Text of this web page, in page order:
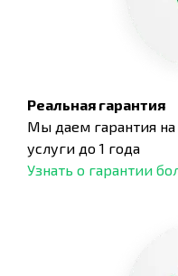
Реальная гарантия
Мы даем гарантия
услуги до 1 года
Узнать о гарантии